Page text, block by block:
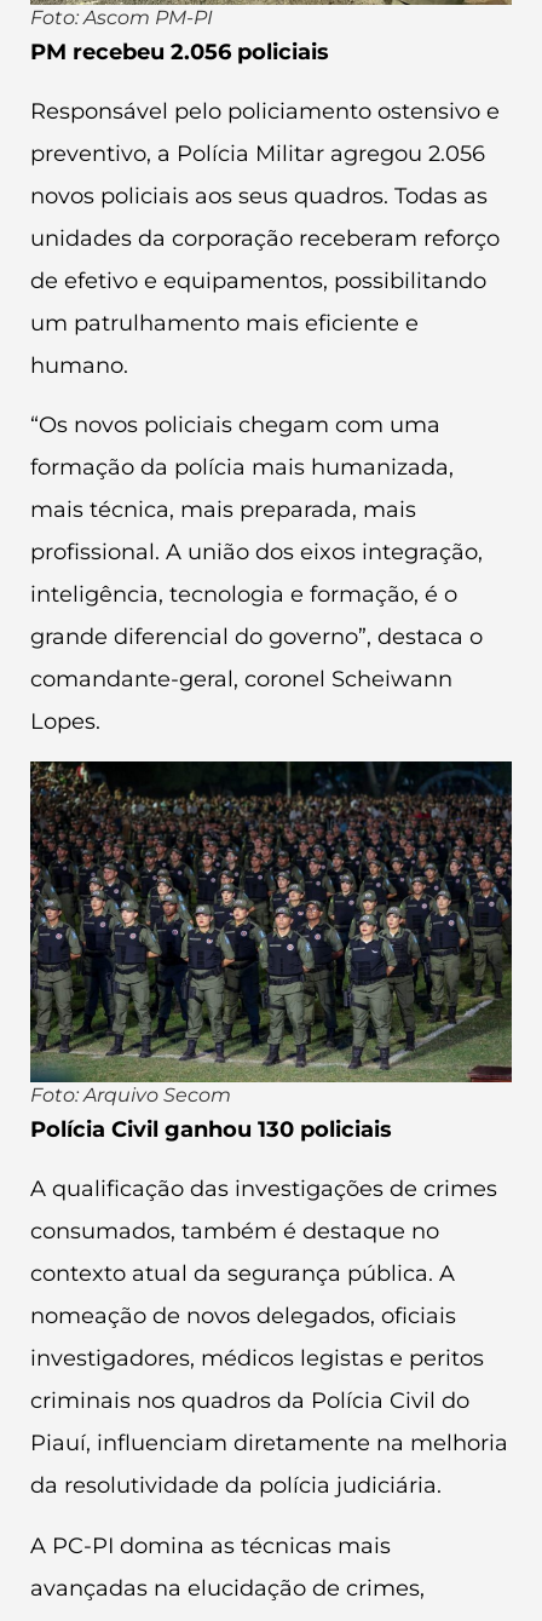
Foto: Ascom PM-PI
PM recebeu 2.056 policiais
Responsável pelo policiamento ostensivo e
preventivo, a Polícia Militar agregou 2.056
novos policiais aos seus quadros. Todas as
unidades da corporação receberam reforço
de efetivo e equipamentos, possibilitando
um patrulhamento mais eficiente e
humano.
“Os novos policiais chegam com uma
formação da polícia mais humanizada,
mais técnica, mais preparada, mais
profissional. A união dos eixos integração,
inteligência, tecnologia e formação, é o
grande diferencial do governo”, destaca o
comandante-geral, coronel Scheiwann
Lopes.
Foto: Arquivo Secom
Polícia Civil ganhou 130 policiais
A qualificação das investigações de crimes
consumados, também é destaque no
contexto atual da segurança pública. A
nomeação de novos delegados, oficiais
investigadores, médicos legistas e peritos
criminais nos quadros da Polícia Civil do
Piauí, influenciam diretamente na melhoria
da resolutividade da polícia judiciária.
A PC-PI domina as técnicas mais
avançadas na elucidação de crimes,